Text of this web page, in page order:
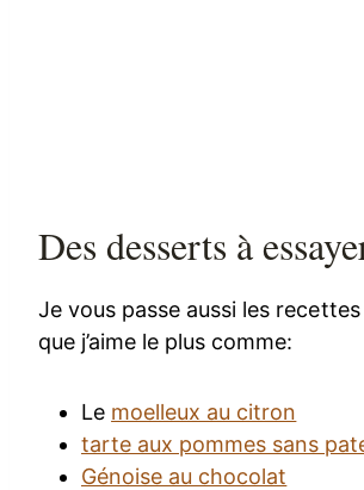
Des desserts à
Je vous passe aussi les
que j’aime le plus comme:
Le moelleux au citron
tarte aux pommes sans
Génoise au chocolat